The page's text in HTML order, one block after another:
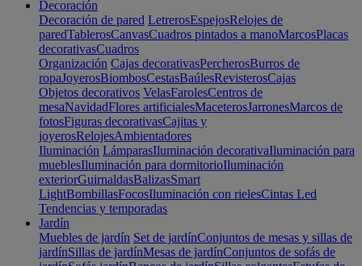
Decoración
Decoración de pared LetrerosEspejosRelojes de
paredTablerosCanvasCuadros pintados a manoMarcosPlacas
decorativasCuadros
Organización Cajas decorativasPercherosBurros de
ropaJoyerosBiombosCestasBaúlesRevisterosCajas
Objetos decorativos VelasFarolesCentros de
mesaNavidadFlores artificialesMaceterosJarronesMarcos de
fotosFiguras decorativasCajitas y
joyerosRelojesAmbientadores
Iluminación LámparasIluminación decorativaIluminación para
mueblesIluminación para dormitorioIluminación
exteriorGuirnaldasBalizasSmart
LightBombillasFocosIluminación con rielesCintas Led
Tendencias y temporadas
Jardín
Muebles de jardín Set de jardínConjuntos de mesas y sillas de
jardínSillas de jardínMesas de jardínConjuntos de sofás de